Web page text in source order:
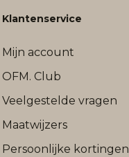
Klantenservice
Mijn account
OFM. Club
Veelgestelde vragen
Maatwijzers
Persoonlijke kortingen